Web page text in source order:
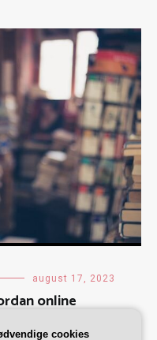
august 17, 2023
online
rejsevaner
cookies